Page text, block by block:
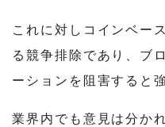
これに対しコインベー
る競争排除であり、ブ
ーションを阻害すると
業界内でも意見は分か